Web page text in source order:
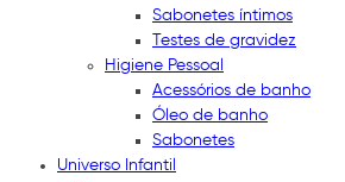
Sabonetes íntimos
Testes de gravidez
Higiene Pessoal
Acessórios de banho
Óleo de banho
Sabonetes
Universo Infantil